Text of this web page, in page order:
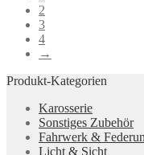
2
3
4
→
Produkt-Kategorien
Karosserie
Sonstiges Zubehör
Fahrwerk &
Licht & Sicht